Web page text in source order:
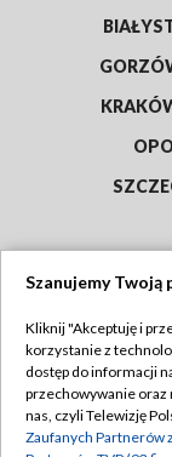
Abonament
Emisja w TVP
Szanujemy Twoją
Kliknij "Akceptuję i
korzystanie z
dostęp do informacji
przechowywanie oraz
nas, czyli Telewizję
Zaufanych Partnerów